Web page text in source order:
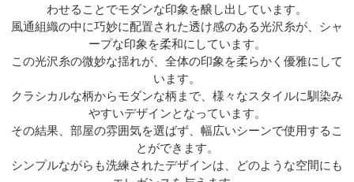
わせることでモダンな印象を醸し出しています。
風通組織の中に巧妙に配置された透け感のある光沢糸が、シャ
ープな印象を柔和にしています。
この光沢糸の微妙な揺れが、全体の印象を柔らかく優雅にして
います。
クラシカルな柄からモダンな柄まで、様々なスタイルに馴染み
やすいデザインとなっています。
その結果、部屋の雰囲気を選ばず、幅広いシーンで使用するこ
とができます。
シンプルながらも洗練されたデザインは、どのような空間にも